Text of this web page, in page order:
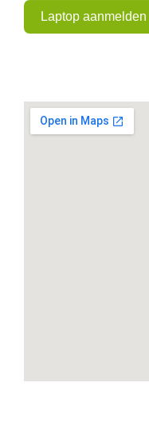
Laptop aanmelden